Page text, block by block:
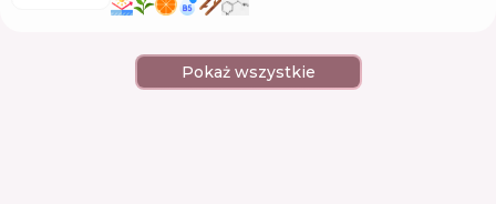
Pokaż wszystkie